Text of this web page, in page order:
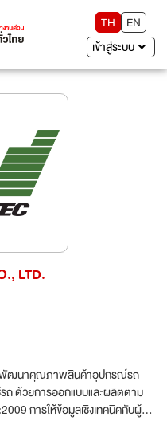
TH
EN
เข้าสู่ระบบ
LTD.
พัฒนาคุณภาพสินค้าอุปกรณ์รถ
ถ ด้วยการออกแบบและผลิตตาม
การให้ข้อมูลเชิงเทคนิคกับผู้